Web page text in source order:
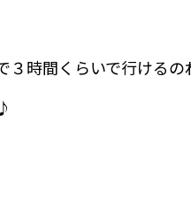
３時間くらいで行ける